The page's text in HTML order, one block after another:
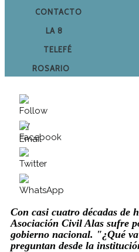
CONTACTO
LA 8
TELEFÉ
ROSARIO
Con casi cuatro décadas de
Asociación Civil Alas sufre
gobierno nacional. "¿Qué
preguntan desde la